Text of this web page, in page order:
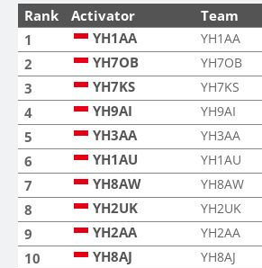
Rank Activator Team
1 YH1AA YH1AA
2 YH7OB YH7OB
3 YH7KS YH7KS
4 YH9AI YH9AI
5 YH3AA YH3AA
6 YH1AU YH1AU
7 YH8AW YH8AW
8 YH2UK YH2UK
9 YH2AA YH2AA
10 YH8AJ YH8AJ